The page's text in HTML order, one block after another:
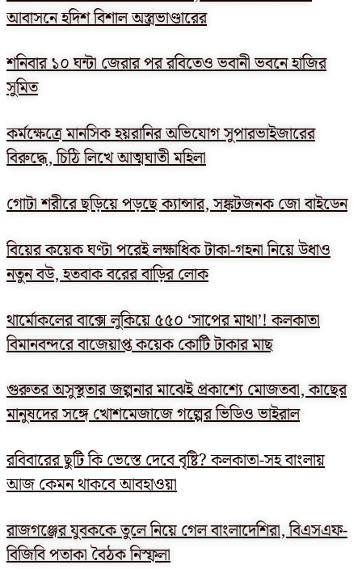
আবাসনে হদিশ বিশাল অস্ত্রভাণ্ডারের
শনিবার ১০ ঘন্টা জেরার পর রবিতেও ভবানী ভবনে হাজির
সুমিত
কর্মক্ষেত্রে মানসিক হয়রানির অভিযোগ সুপারভাইজারের
বিরুদ্ধে, চিঠি লিখে আত্মঘাতী মহিলা
গোটা শরীরে ছড়িয়ে পড়ছে ক্যান্সার, সঙ্কটজনক জো বাইডেন
বিয়ের কয়েক ঘণ্টা পরেই লক্ষাধিক টাকা-গহনা নিয়ে উধাও
নতুন বউ, হতবাক বরের বাড়ির লোক
থার্মোকলের বাক্সে লুকিয়ে ৫৫০ ‘সাপের মাথা’! কলকাতা
বিমানবন্দরে বাজেয়াপ্ত কয়েক কোটি টাকার মাছ
গুরুতর অসুস্থতার জল্পনার মাঝেই প্রকাশ্যে মোজতবা, কাছের
মানুষদের সঙ্গে খোশমেজাজে গল্পের ভিডিও ভাইরাল
রবিবারের ছুটি কি ভেস্তে দেবে বৃষ্টি? কলকাতা-সহ বাংলায়
আজ কেমন থাকবে আবহাওয়া
রাজগঞ্জের যুবককে তুলে নিয়ে গেল বাংলাদেশিরা, বিএসএফ-
বিজিবি পতাকা বৈঠক নিস্ফলা